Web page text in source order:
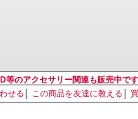
等のアクセサリー関連も販売中です
せる この商品を友達に教える